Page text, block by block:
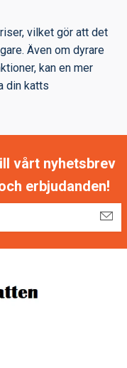
vilket gör att det
Även om dyrare
kan en mer
din katts
vårt nyhetsbrev
erbjudanden!